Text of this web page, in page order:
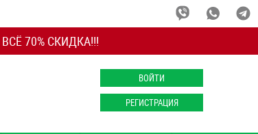
70% СКИДКА!!!
ВОЙТИ
РЕГИСТРАЦИЯ